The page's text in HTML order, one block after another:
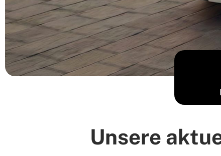
Unsere